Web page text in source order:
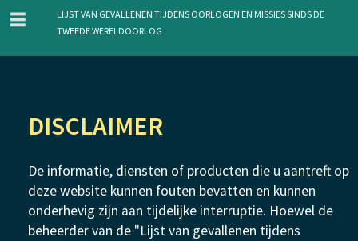
inhoud
gaan
menu
Lijst van gevallenen tijdens oorlogen en missies sinds de
Tweede Wereldoorlog
DISCLAIMER
De informatie, diensten of producten die u aantreft op
deze website kunnen fouten bevatten en kunnen
onderhevig zijn aan tijdelijke interruptie. Hoewel de
beheerder van de "Lijst van gevallenen tijdens